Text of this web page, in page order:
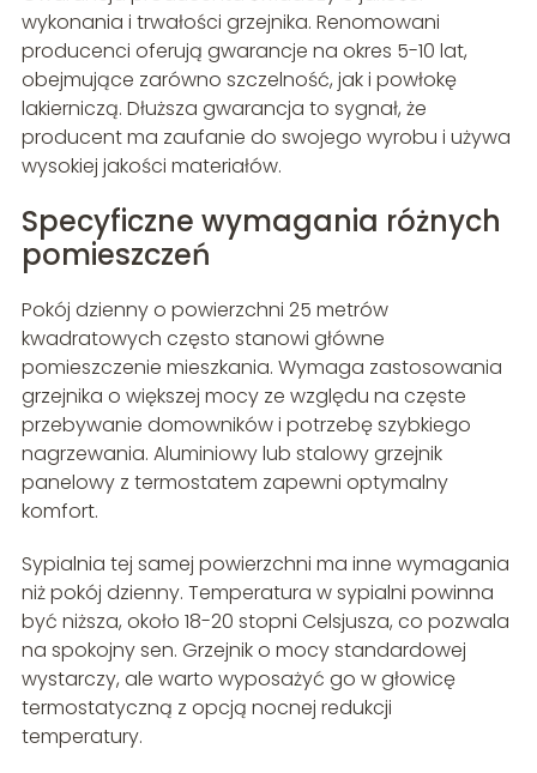
wykonania i trwałości grzejnika. Renomowani
producenci oferują gwarancje na okres 5-10 lat,
obejmujące zarówno szczelność, jak i powłokę
lakierniczą. Dłuższa gwarancja to sygnał, że
producent ma zaufanie do swojego wyrobu i używa
wysokiej jakości materiałów.
Specyficzne wymagania różnych
pomieszczeń
Pokój dzienny o powierzchni 25 metrów
kwadratowych często stanowi główne
pomieszczenie mieszkania. Wymaga zastosowania
grzejnika o większej mocy ze względu na częste
przebywanie domowników i potrzebę szybkiego
nagrzewania. Aluminiowy lub stalowy grzejnik
panelowy z termostatem zapewni optymalny
komfort.
Sypialnia tej samej powierzchni ma inne wymagania
niż pokój dzienny. Temperatura w sypialni powinna
być niższa, około 18-20 stopni Celsjusza, co pozwala
na spokojny sen. Grzejnik o mocy standardowej
wystarczy, ale warto wyposażyć go w głowicę
termostatyczną z opcją nocnej redukcji
temperatury.